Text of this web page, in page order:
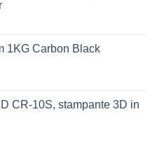
1KG Carbon Black
CR-10S, stampante 3D in